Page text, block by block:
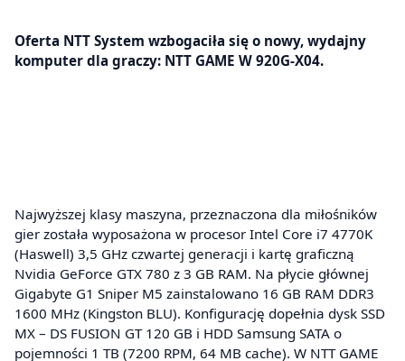
Oferta NTT System wzbogaciła się o nowy, wydajny
komputer dla graczy: NTT GAME W 920G-X04.
Najwyższej klasy maszyna, przeznaczona dla miłośników
gier została wyposażona w procesor Intel Core i7 4770K
(Haswell) 3,5 GHz czwartej generacji i kartę graficzną
Nvidia GeForce GTX 780 z 3 GB RAM. Na płycie głównej
Gigabyte G1 Sniper M5 zainstalowano 16 GB RAM DDR3
1600 MHz (Kingston BLU). Konfigurację dopełnia dysk SSD
MX – DS FUSION GT 120 GB i HDD Samsung SATA o
pojemności 1 TB (7200 RPM, 64 MB cache). W NTT GAME